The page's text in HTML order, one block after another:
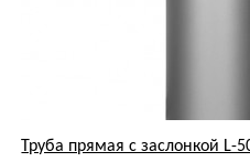
Труба прямая с заслонкой L-